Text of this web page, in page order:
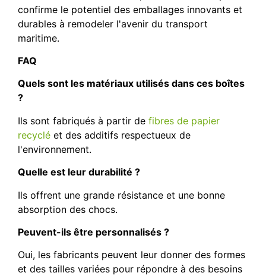
confirme le potentiel des emballages innovants et
durables à remodeler l'avenir du transport
maritime.
FAQ
Quels sont les matériaux utilisés dans ces boîtes
?
Ils sont fabriqués à partir de fibres de papier
recyclé et des additifs respectueux de
l'environnement.
Quelle est leur durabilité ?
Ils offrent une grande résistance et une bonne
absorption des chocs.
Peuvent-ils être personnalisés ?
Oui, les fabricants peuvent leur donner des formes
et des tailles variées pour répondre à des besoins